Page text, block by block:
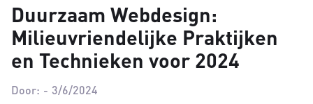
Duurzaam Webdesign:
Milieuvriendelijke Praktijken
en Technieken voor 2024
Door: - 3/6/2024